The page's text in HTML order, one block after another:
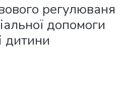
регулюваня
допомоги
дитини